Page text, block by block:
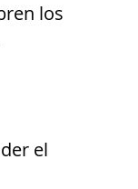
los
el